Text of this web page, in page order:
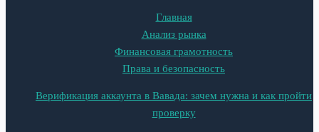
Главная
Анализ рынка
Финансовая грамотность
Права и безопасность
Верификация аккаунта в Вавада: зачем нужна и как пройти
проверку